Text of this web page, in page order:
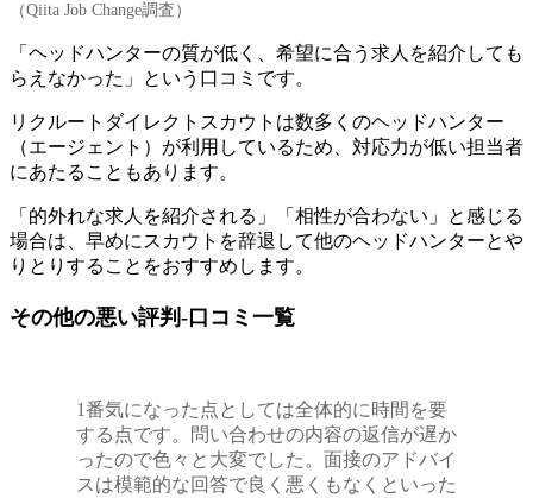
（Qiita Job Change調査）
「ヘッドハンターの質が低く、希望に合う求人を紹介しても
らえなかった」という口コミです。
リクルートダイレクトスカウトは数多くのヘッドハンター
（エージェント）が利用しているため、対応力が低い担当者
にあたることもあります。
「的外れな求人を紹介される」「相性が合わない」と感じる
場合は、 早めにスカウトを辞退して他のヘッドハンターとや
りとりすることをおすすめします。
その他の悪い評判-口コミ一覧
1番気になった点としては全体的に時間を要
する点です。問い合わせの内容の返信が遅か
ったので色々と大変でした。面接のアドバイ
スは模範的な回答で良く悪くもなくといった